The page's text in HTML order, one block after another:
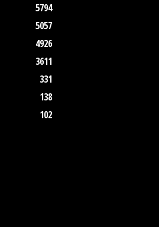
5794
5057
4926
3611
331
138
102